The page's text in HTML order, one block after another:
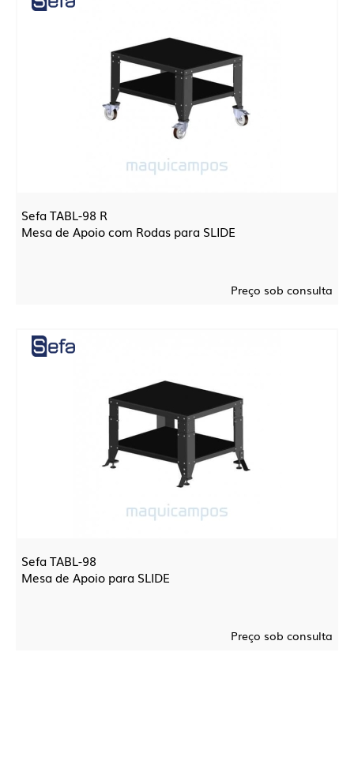
Sefa TABL-98 R
Mesa de Apoio com Rodas para SLIDE
Preço sob consulta
Sefa TABL-98
Mesa de Apoio para SLIDE
Preço sob consulta